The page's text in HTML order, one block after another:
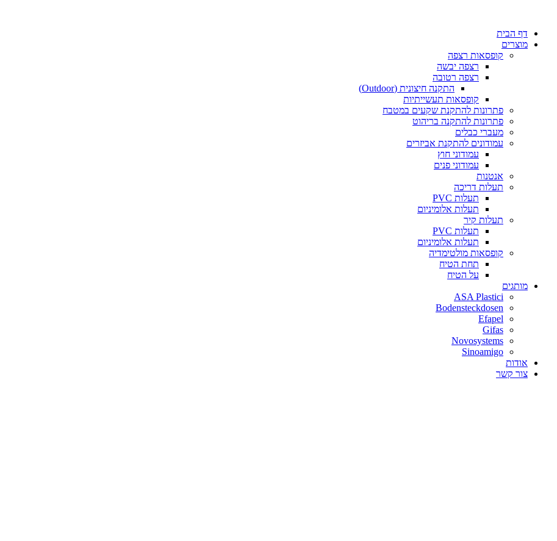
דף הבית
מוצרים
קופסאות רצפה
רצפה יבשה
רצפה רטובה
התקנה חיצונית (Outdoor)
קופסאות תעשייתיות
פתרונות להתקנת שקעים במטבח
פתרונות להתקנה בריהוט
מעברי כבלים
עמודונים להתקנת אביזרים
עמודוני חוץ
עמודוני פנים
אנטנות
תעלות דריכה
תעלות PVC
תעלות אלומיניום
תעלות קיר
תעלות PVC
תעלות אלומיניום
קופסאות מולטימדיה
תחת הטיח
על הטיח
מותגים
ASA Plastici
Bodensteckdosen
Efapel
Gifas
Novosystems
Sinoamigo
אודות
צור קשר